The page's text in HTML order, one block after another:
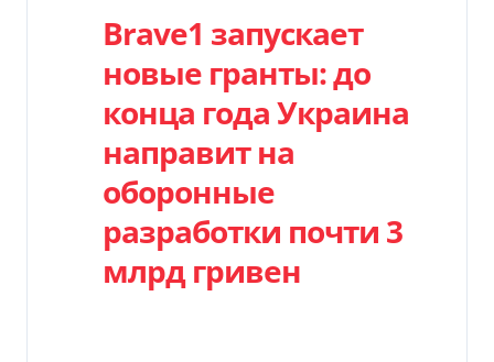
Brave1 запускает
новые гранты: до
конца года Украина
направит на
оборонные
разработки почти 3
млрд гривен